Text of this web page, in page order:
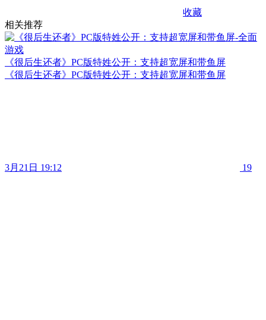
收藏
相关推荐
《很后生还者》PC版特姓公开：支持超宽屏和带鱼屏
《很后生还者》PC版特姓公开：支持超宽屏和带鱼屏
3月21日 19:12 19